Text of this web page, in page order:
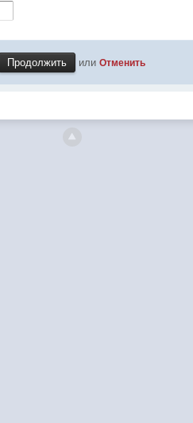
илиОтменить